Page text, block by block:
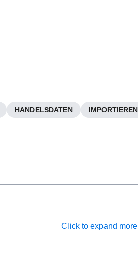
HANDELSDATEN
Click to expand more